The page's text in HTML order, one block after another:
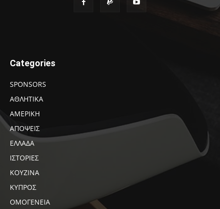
Categories
SPONSORS
ΑΘΛΗΤΙΚΑ
ΑΜΕΡΙΚΗ
ΑΠΟΨΕΙΣ
ΕΛΛΑΔΑ
ΙΣΤΟΡΙΕΣ
ΚΟΥΖΙΝΑ
ΚΥΠΡΟΣ
ΟΜΟΓΕΝΕΙΑ